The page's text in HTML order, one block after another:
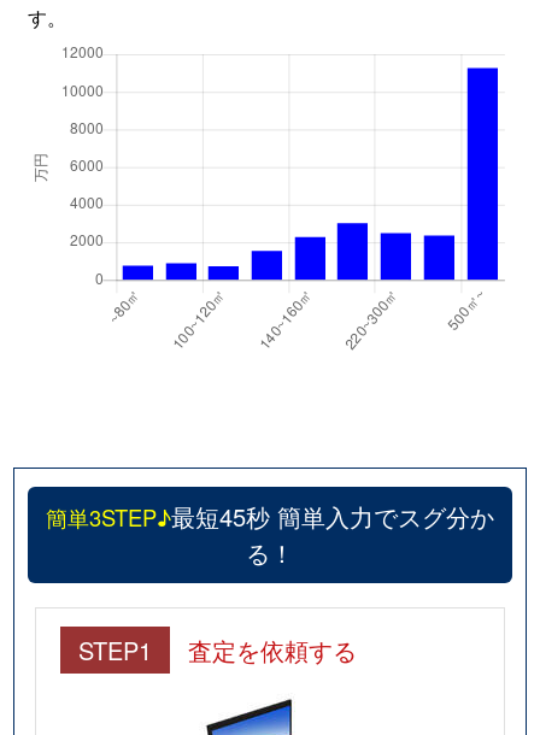
す。
簡単3STEP♪最短45秒 簡単入力でスグ分か
る！
STEP1 査定を依頼する